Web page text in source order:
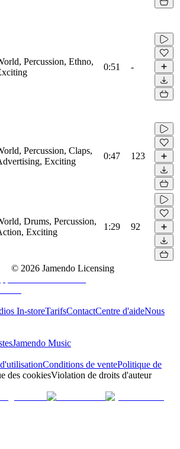
Percussion, Ethno,
0:51 -
Percussion, Claps,
Exciting
0:47 123
Drums, Percussion,
Exciting
1:29 92
© 2026 Jamendo Licensing
In-storeTarifsContactCentre d'aideNous
Jamendo Music
Conditions de ventePolitique de
des cookiesViolation de droits d'auteur